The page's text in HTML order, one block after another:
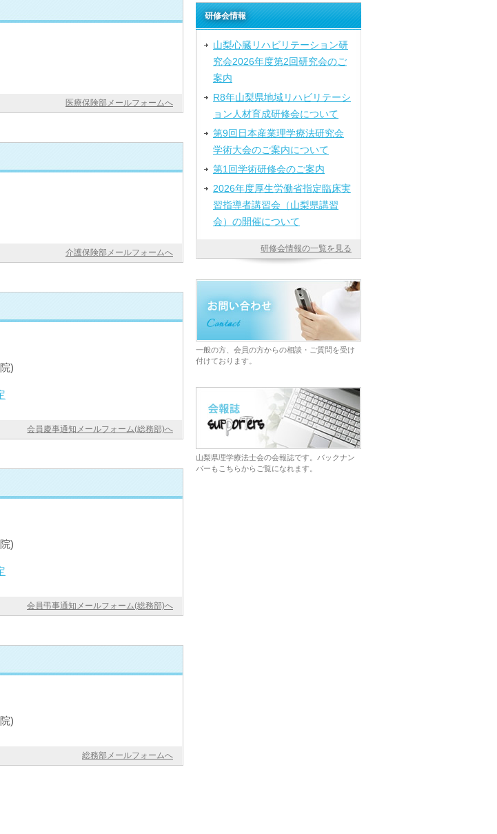
医療保険部メールフォームへ
介護保険部メールフォームへ
)
会員慶事通知メールフォーム(総務部)へ
)
会員弔事通知メールフォーム(総務部)へ
)
総務部メールフォームへ
研修会情報
山梨心臓リハビリテーション研
究会2026年度第2回研究会のご
案内
R8年山梨県地域リハビリテーシ
ョン人材育成研修会について
第9回日本産業理学療法研究会
学術大会のご案内について
第1回学術研修会のご案内
2026年度厚生労働省指定臨床実
習指導者講習会（山梨県講習
会）の開催について
研修会情報の一覧を見る
一般の方、会員の方からの相談・ご質問を受け
付けております。
山梨県理学療法士会の会報誌です。バックナン
バーもこちらからご覧になれます。